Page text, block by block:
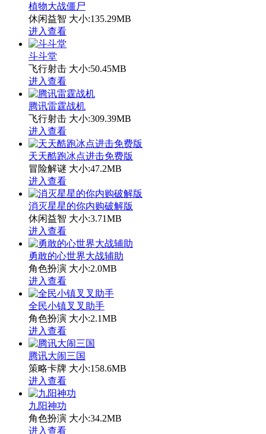
植物大战僵尸
休闲益智 大小:135.29MB
进入查看
斗斗堂
飞行射击 大小:50.45MB
进入查看
腾讯雷霆战机
飞行射击 大小:309.39MB
进入查看
天天酷跑冰点进击免费版
冒险解谜 大小:47.2MB
进入查看
消灭星星的你内购破解版
休闲益智 大小:3.71MB
进入查看
勇敢的心世界大战辅助
角色扮演 大小:2.0MB
进入查看
全民小镇叉叉助手
角色扮演 大小:2.1MB
进入查看
腾讯大闹三国
策略卡牌 大小:158.6MB
进入查看
九阳神功
角色扮演 大小:34.2MB
进入查看